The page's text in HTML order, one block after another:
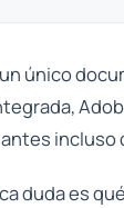
único
incluso
duda es